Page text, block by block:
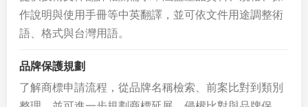
作說明與使用手冊等中英翻譯，並可依文件用途調整術
語、格式與台灣用語。
品牌保護規劃
了解商標申請流程，從品牌名稱檢索、前案比對到類別